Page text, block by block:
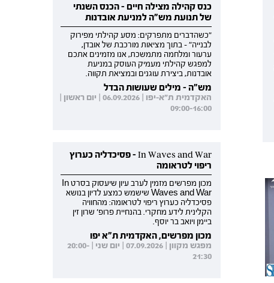
כנס קהילה מצילה חיים - הכנס השנתי
של תנועת מש"ה למניעת אובדנות
"כשהדברים מתפרקים: מסע קהילתי מפירוק
לבנייה" - בתוך מציאות מורכבת של אובדן,
ערעור ומלחמה מתמשכת, אנו מזמינים אתכם
למפגש קהילתי מעמיק העוסק במניעת
אובדנות, ביצירת עוגנים ובמציאת תקווה.
מש"ה - מילים שעושות הבדל
האקדמית ת"א-יפו | 06.09.2026 | יום ראשון |
09:00-16:00
In Waves and War - פסיכדליה כערוץ
ריפוי לטראומה
מכון מפרשים מזמין לערב עיון שיעסוק בסרט In
Waves and War שישמש כמצע לדיון בנושא
פסיכדליה כערוץ ריפוי לטראומה: מהחוויה
הקלינית לידע מחקרי. בהנחיית פרופ' שרון זין
ביימן ויואב בר יוסף.
מכון מפרשים, האקדמית ת"א יפו
מפגש מקוון | 07.09.2026 | יום שני | 20:00-
21:30